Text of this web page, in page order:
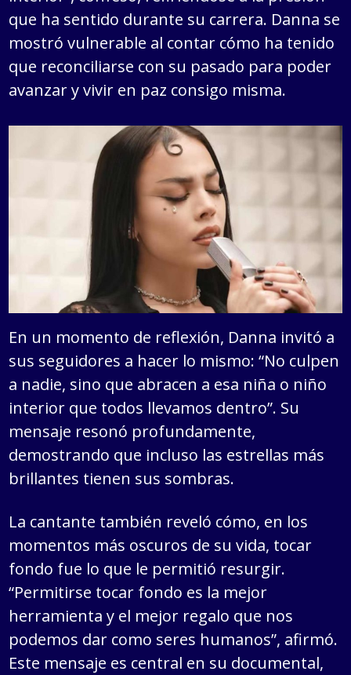
que ha sentido durante su carrera. Danna se
mostró vulnerable al contar cómo ha tenido
que reconciliarse con su pasado para poder
avanzar y vivir en paz consigo misma.
En un momento de reflexión, Danna invitó a
sus seguidores a hacer lo mismo: “No culpen
a nadie, sino que abracen a esa niña o niño
interior que todos llevamos dentro”. Su
mensaje resonó profundamente,
demostrando que incluso las estrellas más
brillantes tienen sus sombras.
La cantante también reveló cómo, en los
momentos más oscuros de su vida, tocar
fondo fue lo que le permitió resurgir.
“Permitirse tocar fondo es la mejor
herramienta y el mejor regalo que nos
podemos dar como seres humanos”, afirmó.
Este mensaje es central en su documental,